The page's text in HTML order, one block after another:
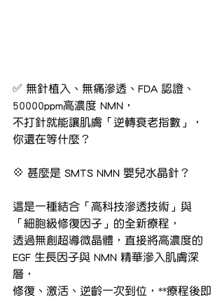
✅ 無針植入、無痛滲透、FDA 認證、
50000ppm高濃度 NMN，
不打針就能讓肌膚「逆轉衰老指數」，
你還在等什麼？
💠 甚麼是 SMTS NMN 嬰兒水晶針？
這是一種結合「高科技滲透技術」與
「細胞級修復因子」的全新療程，
透過無創超導微晶體，直接將高濃度的
EGF 生長因子與 NMN 精華滲入肌膚深
層，
修復、激活、逆齡一次到位，**療程後即